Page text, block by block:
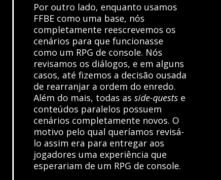
Por outro lado, enquanto usamos
FFBE como uma base, nós
completamente reescrevemos os
cenários para que funcionasse
como um RPG de console. Nós
revisamos os diálogos, e em alguns
casos, até fizemos a decisão ousada
de rearranjar a ordem do enredo.
Além do mais, todas as side-questse
conteúdos paralelos possuem
cenários completamente novos. O
motivo pelo qual queríamos revisá-
lo assim era para entregar aos
jogadores uma experiência que
esperariam de um RPG de console.